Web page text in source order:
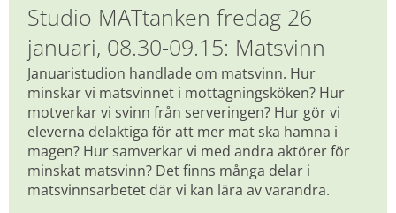
Studio MATtanken fredag 26
januari, 08.30-09.15: Matsvinn
Januaristudion handlade om matsvinn. Hur
minskar vi matsvinnet i mottagningsköken? Hur
motverkar vi svinn från serveringen? Hur gör vi
eleverna delaktiga för att mer mat ska hamna i
magen? Hur samverkar vi med andra aktörer för
minskat matsvinn? Det finns många delar i
matsvinnsarbetet där vi kan lära av varandra.